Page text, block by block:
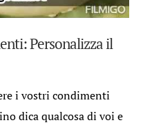
Personalizza il
i vostri condimenti
dica qualcosa di voi e